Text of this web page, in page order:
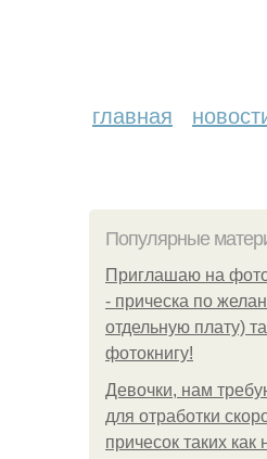
главная
Популярные
Приглашаю на
- прическа по
отдельную плату)
фотокнигу!
Девочки, нам
для отработки
причесок таких как